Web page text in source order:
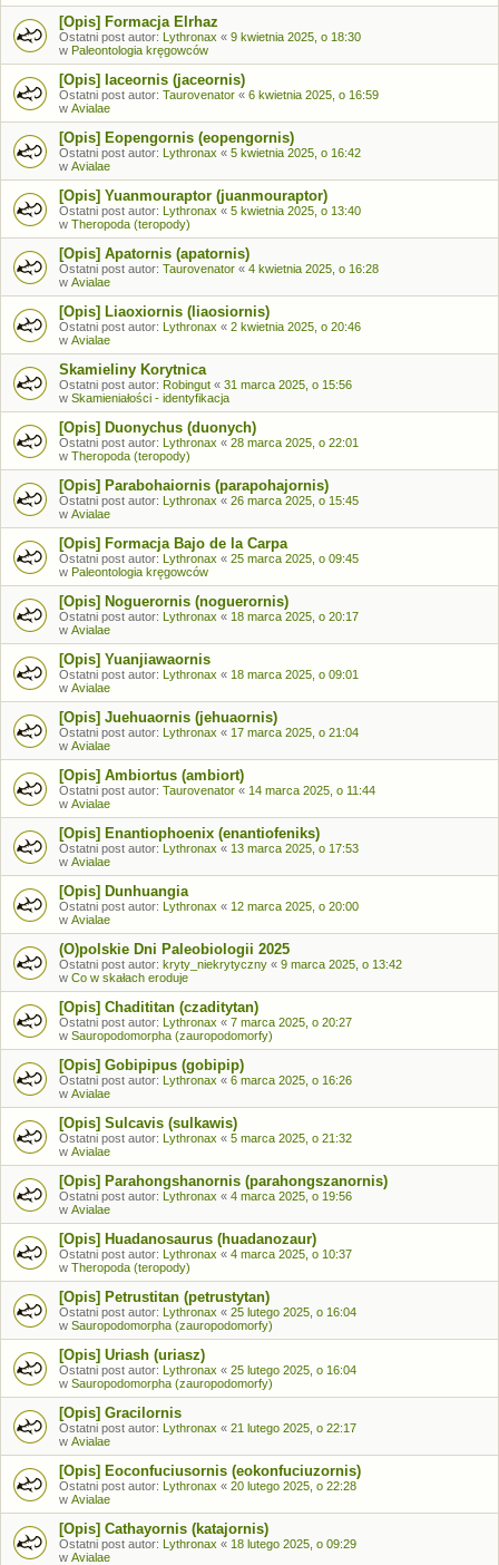
[Opis] Formacja Elrhaz
Ostatni post autor: Lythronax « 9 kwietnia 2025, o 18:30
w Paleontologia kręgowców
[Opis] Iaceornis (jaceornis)
Ostatni post autor: Taurovenator « 6 kwietnia 2025, o 16:59
w Avialae
[Opis] Eopengornis (eopengornis)
Ostatni post autor: Lythronax « 5 kwietnia 2025, o 16:42
w Avialae
[Opis] Yuanmouraptor (juanmouraptor)
Ostatni post autor: Lythronax « 5 kwietnia 2025, o 13:40
w Theropoda (teropody)
[Opis] Apatornis (apatornis)
Ostatni post autor: Taurovenator « 4 kwietnia 2025, o 16:28
w Avialae
[Opis] Liaoxiornis (liaosiornis)
Ostatni post autor: Lythronax « 2 kwietnia 2025, o 20:46
w Avialae
Skamieliny Korytnica
Ostatni post autor: Robingut « 31 marca 2025, o 15:56
w Skamieniałości - identyfikacja
[Opis] Duonychus (duonych)
Ostatni post autor: Lythronax « 28 marca 2025, o 22:01
w Theropoda (teropody)
[Opis] Parabohaiornis (parapohajornis)
Ostatni post autor: Lythronax « 26 marca 2025, o 15:45
w Avialae
[Opis] Formacja Bajo de la Carpa
Ostatni post autor: Lythronax « 25 marca 2025, o 09:45
w Paleontologia kręgowców
[Opis] Noguerornis (noguerornis)
Ostatni post autor: Lythronax « 18 marca 2025, o 20:17
w Avialae
[Opis] Yuanjiawaornis
Ostatni post autor: Lythronax « 18 marca 2025, o 09:01
w Avialae
[Opis] Juehuaornis (jehuaornis)
Ostatni post autor: Lythronax « 17 marca 2025, o 21:04
w Avialae
[Opis] Ambiortus (ambiort)
Ostatni post autor: Taurovenator « 14 marca 2025, o 11:44
w Avialae
[Opis] Enantiophoenix (enantiofeniks)
Ostatni post autor: Lythronax « 13 marca 2025, o 17:53
w Avialae
[Opis] Dunhuangia
Ostatni post autor: Lythronax « 12 marca 2025, o 20:00
w Avialae
(O)polskie Dni Paleobiologii 2025
Ostatni post autor: kryty_niekrytyczny « 9 marca 2025, o 13:42
w Co w skałach eroduje
[Opis] Chadititan (czaditytan)
Ostatni post autor: Lythronax « 7 marca 2025, o 20:27
w Sauropodomorpha (zauropodomorfy)
[Opis] Gobipipus (gobipip)
Ostatni post autor: Lythronax « 6 marca 2025, o 16:26
w Avialae
[Opis] Sulcavis (sulkawis)
Ostatni post autor: Lythronax « 5 marca 2025, o 21:32
w Avialae
[Opis] Parahongshanornis (parahongszanornis)
Ostatni post autor: Lythronax « 4 marca 2025, o 19:56
w Avialae
[Opis] Huadanosaurus (huadanozaur)
Ostatni post autor: Lythronax « 4 marca 2025, o 10:37
w Theropoda (teropody)
[Opis] Petrustitan (petrustytan)
Ostatni post autor: Lythronax « 25 lutego 2025, o 16:04
w Sauropodomorpha (zauropodomorfy)
[Opis] Uriash (uriasz)
Ostatni post autor: Lythronax « 25 lutego 2025, o 16:04
w Sauropodomorpha (zauropodomorfy)
[Opis] Gracilornis
Ostatni post autor: Lythronax « 21 lutego 2025, o 22:17
w Avialae
[Opis] Eoconfuciusornis (eokonfuciuzornis)
Ostatni post autor: Lythronax « 20 lutego 2025, o 22:28
w Avialae
[Opis] Cathayornis (katajornis)
Ostatni post autor: Lythronax « 18 lutego 2025, o 09:29
w Avialae